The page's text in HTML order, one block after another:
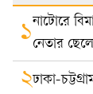
১নাটোরে
নেতার
২ঢাকা-